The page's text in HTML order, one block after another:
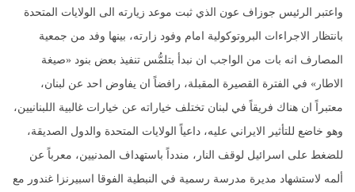
واعتبر الرئيس جوزاف عون الذي ثبت موعد زيارته الى الولايات المتحدة
بانتظار الاجراءات البروتوكولية امام وفود زارته، بينها وفد من جمعية
المصارف انه بات من الواجب ان نبدأ بتلمُّس تنفيذ بعض بنود «صيغة
الاطار» في الفترة القصيرة المقبلة، رافضاً ان يفاوض احد عن لبنان،
معتبراً ان هناك فريقاً في لبنان تختلف خياراته عن خيارات غالبية اللبنانيين،
وهو خاضع للتأثير الايراني عليه، داعياً الولايات المتحدة والدول الصديقة،
للضغط على اسرائيل لوقف النار، مندداً باستهداف المدنيين، معرباً عن
ألمه لاستشهاد مديرة مدرسة رسمية في النبطية الفوقا اسبيرنزا غندور مع